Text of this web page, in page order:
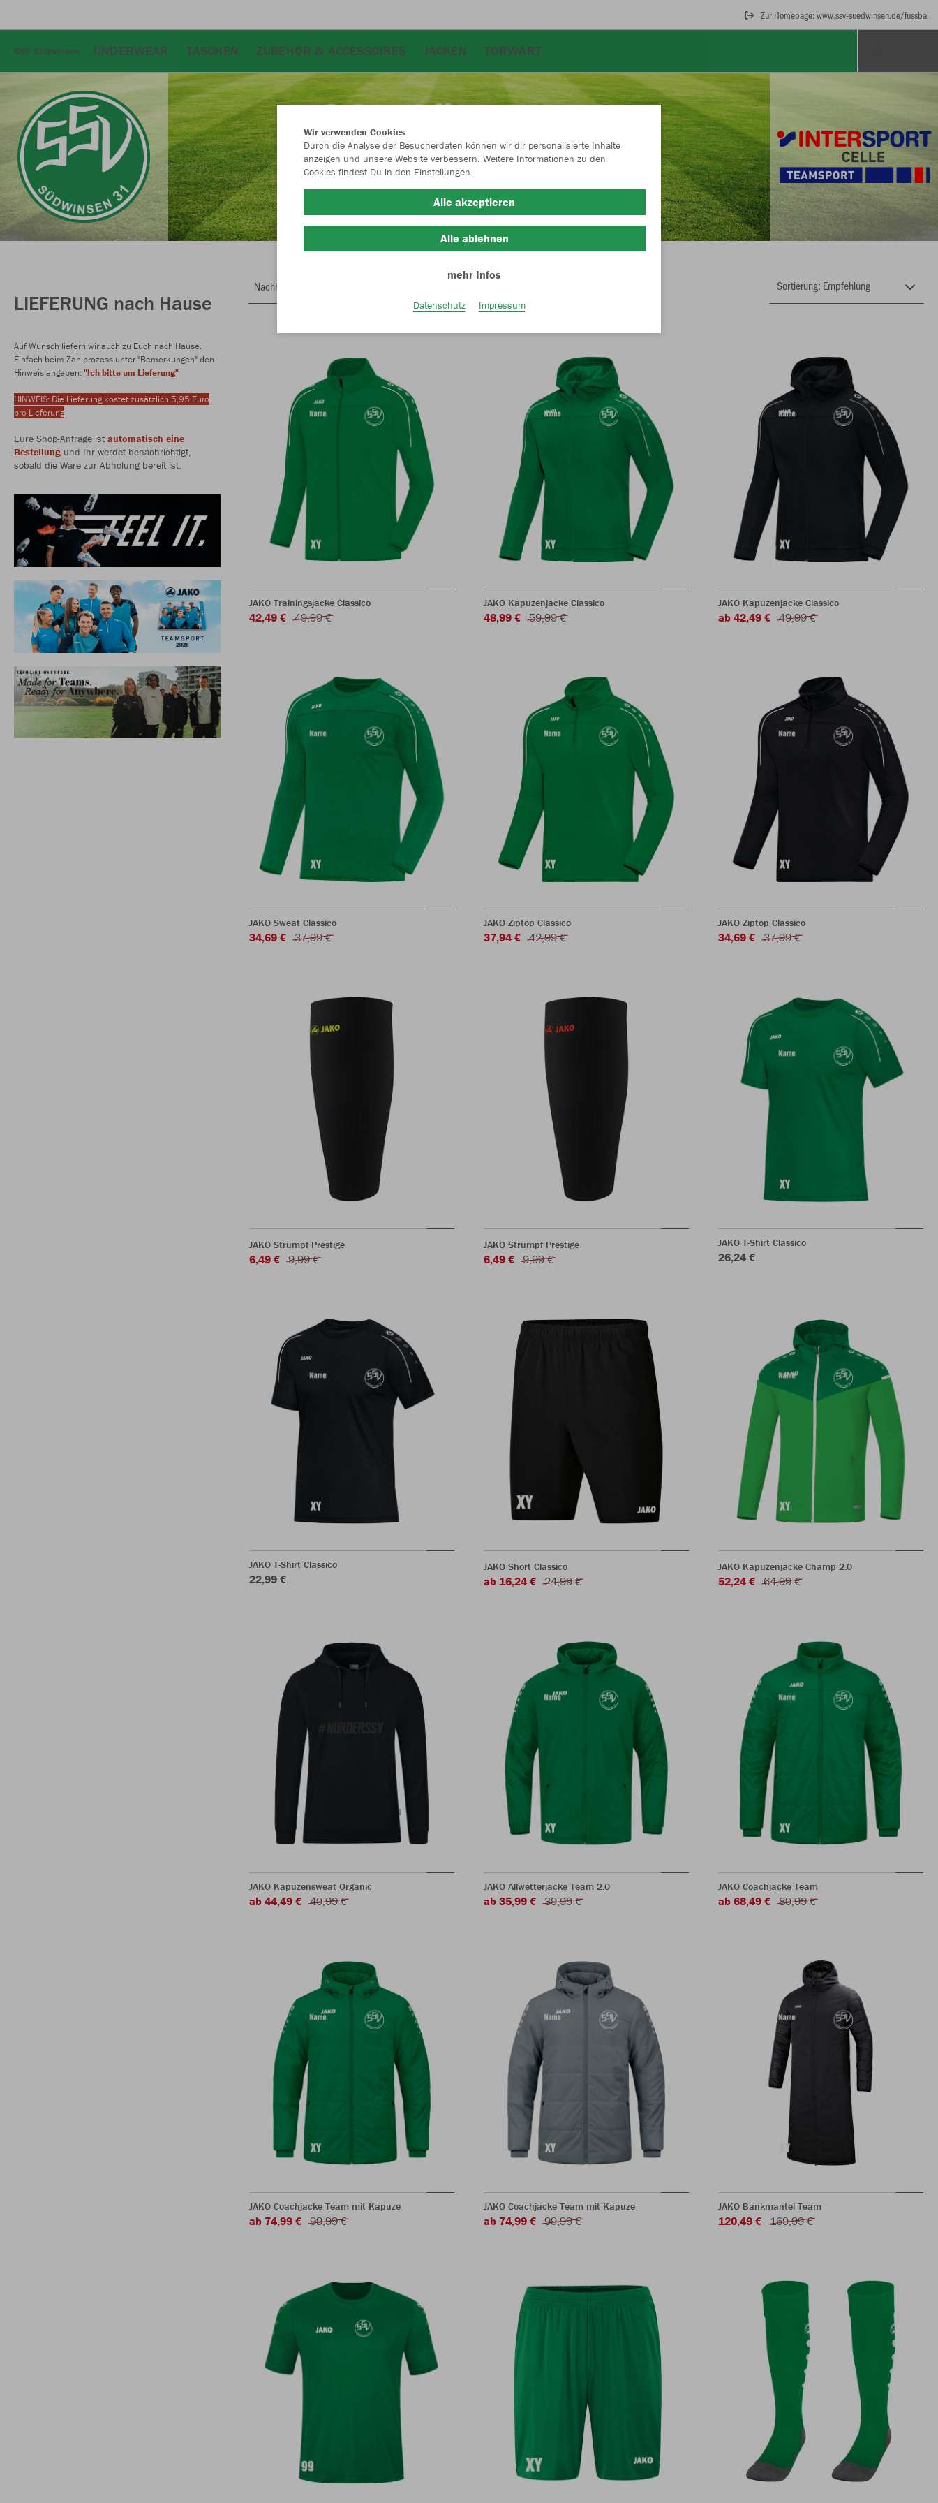
Zur Homepage: www.ssv-suedwinsen.de/fussball
SSV Südwinsen UNDERWEAR TASCHEN ZUBEHÖR & ACCESSOIRES JACKEN TORWART
LIEFERUNG nach Hause
Auf Wunsch liefern wir auch zu Euch nach Hause.
Einfach beim Zahlprozess unter "Bemerkungen" den
Hinweis angeben:"Ich bitte um Lieferung"
HINWEIS: Die Lieferung kostet zusätzlich 5,95 Euro
pro Lieferung
Eure Shop-Anfrage ist automatisch eine
Bestellung und Ihr werdet benachrichtigt,
sobald die Ware zur Abholung bereit ist.
Nachhaltig
JAKO Trainingsjacke Classico
42,49 € 49,99 €
JAKO Kapuzenjacke Classico
48,99 € 59,99 €
JAKO Kapuzenjacke Classico
ab 42,49 € 49,99 €
JAKO Sweat Classico
34,69 € 37,99 €
JAKO Ziptop Classico
37,94 € 42,99 €
JAKO Ziptop Classico
34,69 € 37,99 €
JAKO Strumpf Prestige
6,49 € 9,99 €
JAKO Strumpf Prestige
6,49 € 9,99 €
JAKO T-Shirt Classico
26,24 €
JAKO T-Shirt Classico
22,99 €
JAKO Short Classico
ab 16,24 € 24,99 €
JAKO Kapuzenjacke Champ 2.0
52,24 € 64,99 €
JAKO Kapuzensweat Organic
ab 44,49 € 49,99 €
JAKO Allwetterjacke Team 2.0
ab 35,99 € 39,99 €
JAKO Coachjacke Team
ab 68,49 € 89,99 €
JAKO Coachjacke Team mit Kapuze
ab 74,99 € 99,99 €
JAKO Coachjacke Team mit Kapuze
ab 74,99 € 99,99 €
JAKO Bankmantel Team
120,49 € 169,99 €
Wir verwenden Cookies
Durch die Analyse der Besucherdaten können wir dir personalisierte Inhalte
anzeigen und unsere Website verbessern. Weitere Informationen zu den
Cookies findest Du in den Einstellungen.
Alle akzeptieren
Alle ablehnen
mehr Infos
Datenschutz Impressum